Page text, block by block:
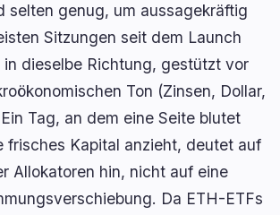
Trend letzte 3h
vor 25 Minuten
Ethikklausel könnte US-
ermöglichen
vor 2 Stunden
verdünnt Investoren um 98 %, ohne
selten genug, um aussagekräftig
Sitzungen seit dem Launch
dieselbe Richtung, gestützt vor
Ton (Zinsen, Dollar,
Tag, an dem eine Seite blutet
frisches Kapital anzieht, deutet auf
Allokatoren hin, nicht auf eine
Da ETH-ETFs